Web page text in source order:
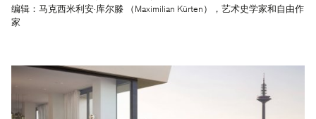
编辑：马克西米利安·库尔滕 （Maximilian Kürten），艺术史学家和自由作
家